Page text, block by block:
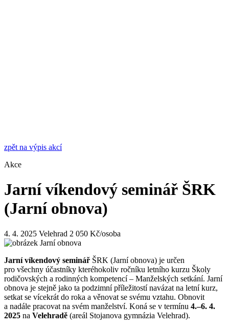
zpět na výpis akcí
Akce
Jarní víkendový seminář ŠRK
(Jarní obnova)
4. 4. 2025 Velehrad 2 050 Kč/osoba
Jarní víkendový seminář ŠRK (Jarní obnova) je určen
pro všechny účastníky kteréhokoliv ročníku letního kurzu Školy
rodičovských a rodinných kompetencí – Manželských setkání. Jarní
obnova je stejně jako ta podzimní příležitostí navázat na letní kurz,
setkat se vícekrát do roka a věnovat se svému vztahu. Obnovit
a nadále pracovat na svém manželství. Koná se v termínu 4.–6. 4.
2025 na Velehradě (areál Stojanova gymnázia Velehrad).